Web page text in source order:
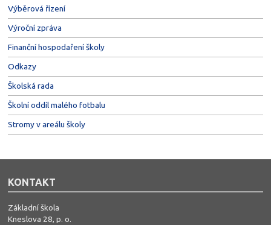
Výběrová řízení
Výroční zpráva
Finanční hospodaření školy
Odkazy
Školská rada
Školní oddíl malého fotbalu
Stromy v areálu školy
KONTAKT
Základní škola
Kneslova 28, p. o.